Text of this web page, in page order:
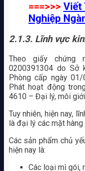
===>>> Viết
Nghiệp
2.1.3. Lĩnh vực
Theo giấy chứng
0200391304 do Sở
Phòng cấp ngày 01/
Phát hoạt động
4610 – Đại lý, môi
Tuy nhiên, hiện nay,
là đại lý các mặt
Các sản phẩm chủ
hiện nay là:
Các loại mì gói,